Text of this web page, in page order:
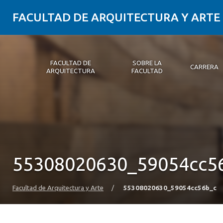
FACULTAD DE ARQUITECTURA Y ARTE
FACULTAD DE
ARQUITECTURA
SOBRE LA
FACULTAD
CARRERA
Facultad de Arquitectura y Arte / 55308020630_59054cc56b_c